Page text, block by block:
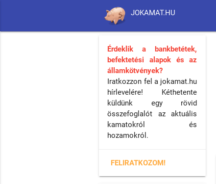
JOKAMAT.HU
Érdeklik a bankbetétek,
befektetési alapok és az
államkötvények?
Iratkozzon fel a jokamat.hu
hírlevelére! Kéthetente
küldünk egy rövid
összefoglalót az aktuális
kamatokról és
hozamokról.
FELIRATKOZOM!